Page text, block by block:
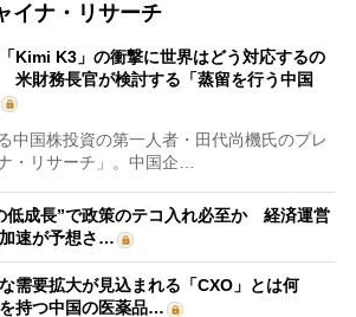
イナ・リサーチ
Kimi K3」の衝撃に世界はどう対応するの
米財務長官が検討する「蒸留を行う中国
中国株投資の第一人者・田代尚機氏のプレ
・リサーチ」。中国企…
低成長”で政策のテコ入れ必至か 経済運営
速が予想さ…
需要拡大が見込まれる「CXO」とは何
持つ中国の医薬品…